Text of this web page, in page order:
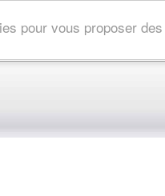
pour vous proposer